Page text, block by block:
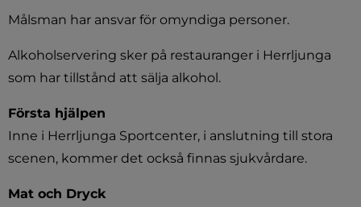
Målsman har ansvar för omyndiga personer.
Alkoholservering sker på restauranger i Herrljunga
som har tillstånd att sälja alkohol.
Första hjälpen
Inne i Herrljunga Sportcenter, i anslutning till stora
scenen, kommer det också finnas sjukvårdare.
Mat och Dryck